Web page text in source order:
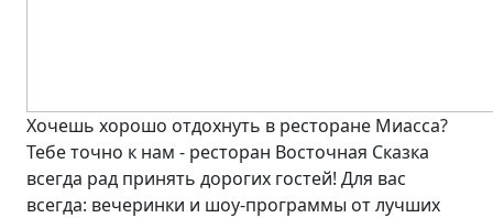
Хочешь хорошо отдохнуть в ресторане Миасса?
Тебе точно к нам - ресторан Восточная Сказка
всегда рад принять дорогих гостей! Для вас
всегда: вечеринки и шоу-программы от лучших